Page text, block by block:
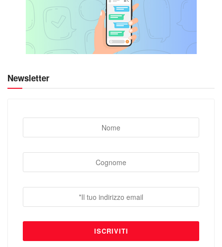
Newsletter